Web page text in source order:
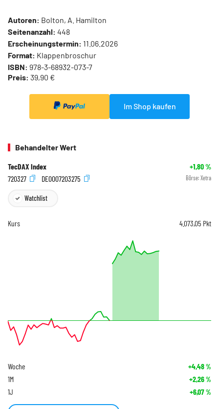
Autoren: Bolton, A. Hamilton
Seitenanzahl: 448
Erscheinungstermin: 11.06.2026
Format: Klappenbroschur
ISBN: 978-3-68932-073-7
Preis: 39,90 €
Im Shop kaufen
Behandelter Wert
TecDAX Index +1,80%
720327
DE0007203275 Börse: Xetra
Watchlist
Kurs 4.073,05 Pkt
Woche +4,48%
1M +2,26%
1J +6,07%